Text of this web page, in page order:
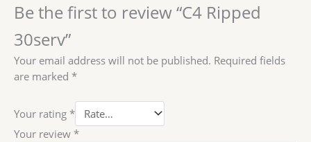
Be the first to review “C4 Ripped
30serv”
Your email address will not be published. Required fields
are marked *
Your rating *
Your review *